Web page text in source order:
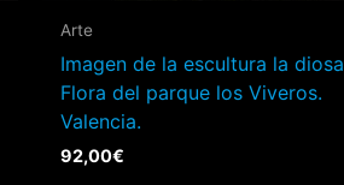
Arte
Imagen de la escultura la diosa
Flora del parque los Viveros.
Valencia.
92,00€